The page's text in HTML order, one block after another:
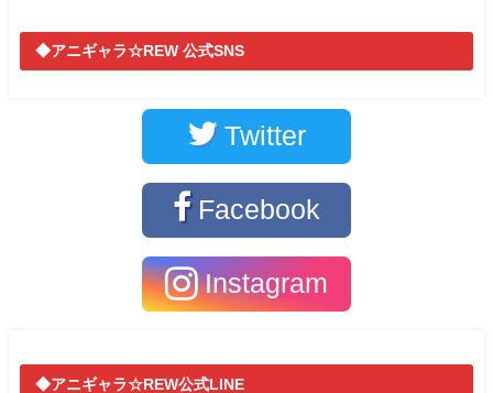
◆アニギャラ☆REW 公式SNS
Twitter
Facebook
Instagram
◆アニギャラ☆REW公式LINE